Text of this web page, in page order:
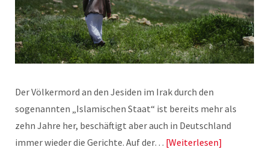
Der Völkermord an den Jesiden im Irak durch den
sogenannten „Islamischen Staat“ ist bereits mehr als
zehn Jahre her, beschäftigt aber auch in Deutschland
immer wieder die Gerichte. Auf der… Weiterlesen